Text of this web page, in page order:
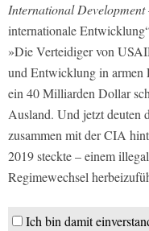
International Development
internationale
»Die Verteidiger von
und Entwicklung in
ein 40 Milliarden Dollar
Ausland. Und jetzt deuten
zusammen mit der CIA
2019 steckte – einem
Regimewechsel
Ich bin damit